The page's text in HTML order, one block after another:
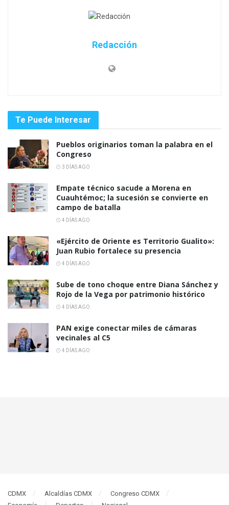
Redacción
Te Puede Interesar
Pueblos originarios toman la palabra en el
Congreso
3 DÍAS AGO
Empate técnico sacude a Morena en
Cuauhtémoc; la sucesión se convierte en
campo de batalla
4 DÍAS AGO
«Ejército de Oriente es Territorio Gualito»:
Juan Rubio fortalece su presencia
4 DÍAS AGO
Sube de tono choque entre Diana Sánchez y
Rojo de la Vega por patrimonio histórico
4 DÍAS AGO
PAN exige conectar miles de cámaras
vecinales al C5
4 DÍAS AGO
CDMX Alcaldías CDMX
Congreso CDMX